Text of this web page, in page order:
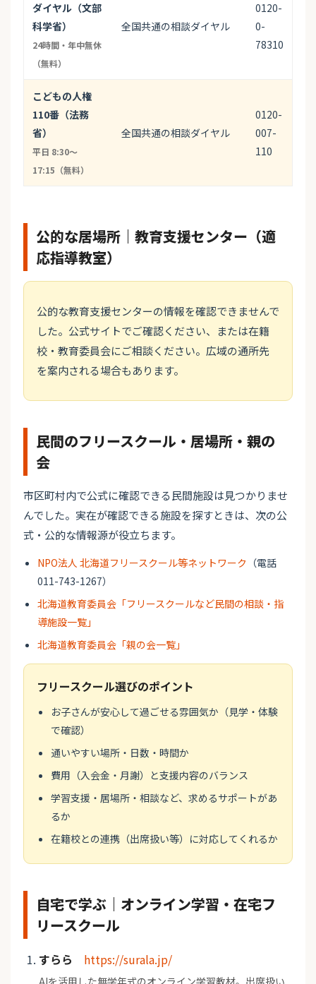
ダイヤル（文部
科学省）
24時間・年中無休
（無料）
全国共通の相談ダイヤル
0120-
0-
78310
こどもの人権
110番（法務
省）
平日 8:30〜
17:15（無料）
全国共通の相談ダイヤル
0120-
007-
110
公的な居場所｜教育支援センター（適
応指導教室）
公的な教育支援センターの情報を確認できませんで
した。公式サイトでご確認ください、または在籍
校・教育委員会にご相談ください。広域の通所先
を案内される場合もあります。
民間のフリースクール・居場所・親の
会
市区町村内で公式に確認できる民間施設は見つかりませ
んでした。実在が確認できる施設を探すときは、次の公
式・公的な情報源が役立ちます。
NPO法人 北海道フリースクール等ネットワーク （電話
011-743-1267）
北海道教育委員会「フリースクールなど民間の相談・指
導施設一覧」
北海道教育委員会「親の会一覧」
フリースクール選びのポイント
お子さんが安心して過ごせる雰囲気か（見学・体験
で確認）
通いやすい場所・日数・時間か
費用（入会金・月謝）と支援内容のバランス
学習支援・居場所・相談など、求めるサポートがあ
るか
在籍校との連携（出席扱い等）に対応してくれるか
自宅で学ぶ｜オンライン学習・在宅フ
リースクール
すらら https://surala.jp/